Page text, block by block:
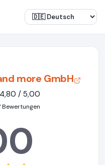
more GmbH
4,80 / 5,00
Bewertungen